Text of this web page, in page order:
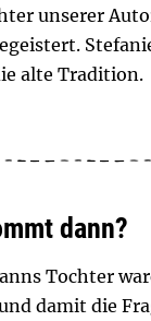
unserer
alte Tradition.
dann?
Tochter
damit die